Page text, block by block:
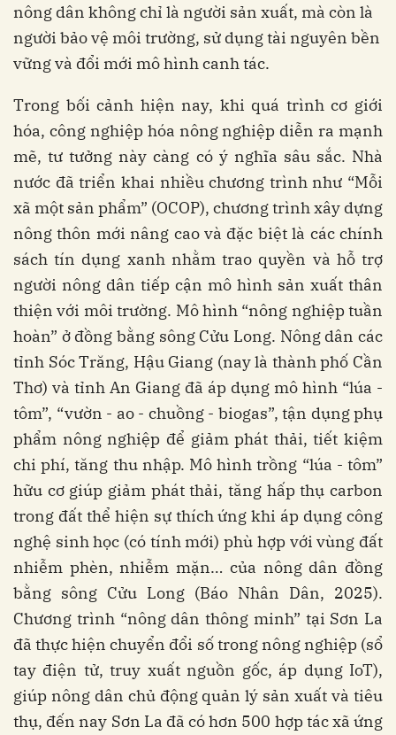
nông dân không chỉ là người sản xuất, mà còn là
người bảo vệ môi trường, sử dụng tài nguyên bền
vững và đổi mới mô hình canh tác.
Trong bối cảnh hiện nay, khi quá trình cơ giới
hóa, công nghiệp hóa nông nghiệp diễn ra mạnh
mẽ, tư tưởng này càng có ý nghĩa sâu sắc. Nhà
nước đã triển khai nhiều chương trình như “Mỗi
xã một sản phẩm” (OCOP), chương trình xây dựng
nông thôn mới nâng cao và đặc biệt là các chính
sách tín dụng xanh nhằm trao quyền và hỗ trợ
người nông dân tiếp cận mô hình sản xuất thân
thiện với môi trường. Mô hình “nông nghiệp tuần
hoàn” ở đồng bằng sông Cửu Long. Nông dân các
tỉnh Sóc Trăng, Hậu Giang (nay là thành phố Cần
Thơ) và tỉnh An Giang đã áp dụng mô hình “lúa -
tôm”, “vườn - ao - chuồng - biogas”, tận dụng phụ
phẩm nông nghiệp để giảm phát thải, tiết kiệm
chi phí, tăng thu nhập. Mô hình trồng “lúa - tôm”
hữu cơ giúp giảm phát thải, tăng hấp thụ carbon
trong đất thể hiện sự thích ứng khi áp dụng công
nghệ sinh học (có tính mới) phù hợp với vùng đất
nhiễm phèn, nhiễm mặn… của nông dân đồng
bằng sông Cửu Long (Báo Nhân Dân, 2025).
Chương trình “nông dân thông minh” tại Sơn La
đã thực hiện chuyển đổi số trong nông nghiệp (sổ
tay điện tử, truy xuất nguồn gốc, áp dụng IoT),
giúp nông dân chủ động quản lý sản xuất và tiêu
thụ, đến nay Sơn La đã có hơn 500 hợp tác xã ứng